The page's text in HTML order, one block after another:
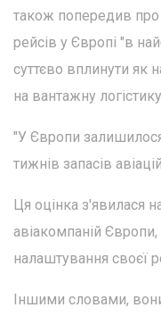
також попередив
рейсів у Європі "в
суттєво вплинути як
на вантажну
"У Європи
тижнів запасів
Ця оцінка з'явилася
авіакомпаній
налаштування своєї
Іншими словами,